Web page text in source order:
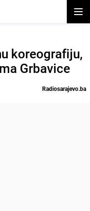
koreografiju,
Grbavice
Radiosarajevo.ba